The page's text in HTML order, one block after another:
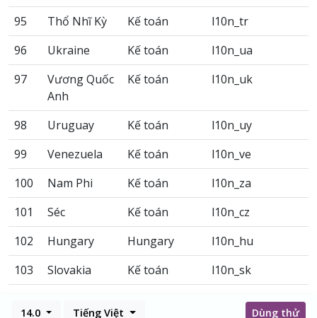
14.0 Tiếng Việt Dùng thử
95
Thổ Nhĩ Kỳ Kế toán
l10n_tr
96
Ukraine Kế toán
l10n_ua
97
Vương Quốc
Anh
Kế toán l10n_uk
98 Uruguay Kế toán
l10n_uy
99
Venezuela Kế toán
l10n_ve
100
Nam Phi Kế toán
l10n_za
101
Séc Kế toán
l10n_cz
102
Hungary Hungary
l10n_hu
103
Slovakia Kế toán l10n_sk